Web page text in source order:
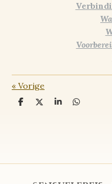
« Vorige
D
D
S
D